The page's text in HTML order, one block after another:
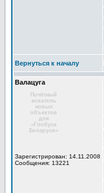
Вернуться к началу
Валацуга
Почётный
искатель
новых
объектов
для
«Глобуса
Беларуси»
Зарегистрирован: 14.11.2008
Сообщения: 13221